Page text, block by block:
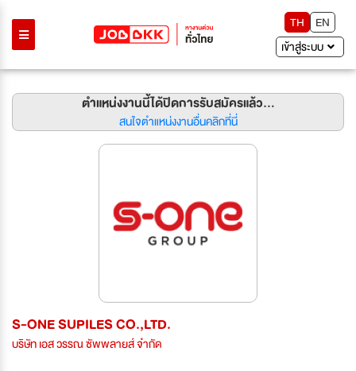
TH
EN
เข้าสู่ระบบ
ตำแหน่งงานนี้ได้ปิดการรับสมัครแล้ว...
สนใจตำแหน่งงานอื่นคลิกที่นี่
S-ONE SUPILES CO.,LTD.
บริษัท เอส วรรณ ซัพพลายส์ จำกัด